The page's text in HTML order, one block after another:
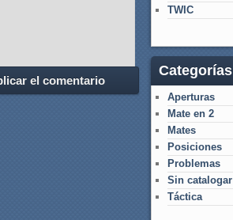
TWIC
Categorías
Aperturas
Mate en 2
Mates
Posiciones
Problemas
Sin catalogar
Táctica